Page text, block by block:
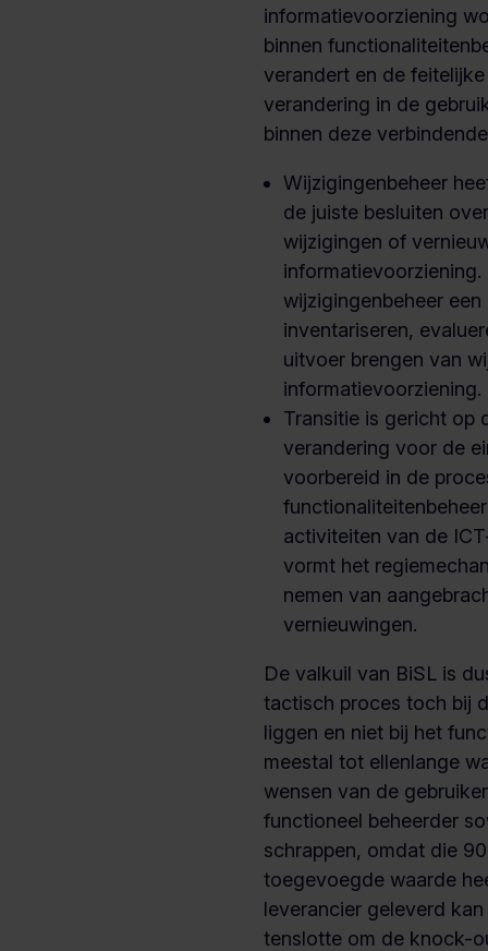
informatievoorziening
binnen
verandert en de
verandering in de
binnen deze
Wijzigingenbeheer
de juiste besluiten
wijzigingen of
wijzigingenbeheer
inventariseren,
uitvoer brengen van
informatievoorziening.
Transitie is gericht op
verandering voor de
voorbereid in de
activiteiten van de
vormt het
nemen van
vernieuwingen.
De valkuil van BiSL is
tactisch proces toch bij
liggen en niet bij het
meestal tot ellenlange
wensen van de
functioneel beheerder
schrappen, omdat die
toegevoegde waarde
leverancier geleverd
tenslotte om de knock-